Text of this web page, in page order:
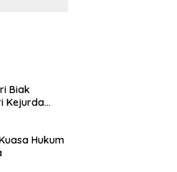
Biak
Kejurda
Hukum